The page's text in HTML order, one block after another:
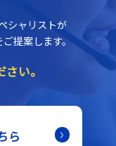
シャリストが
提案します。
い。
ら